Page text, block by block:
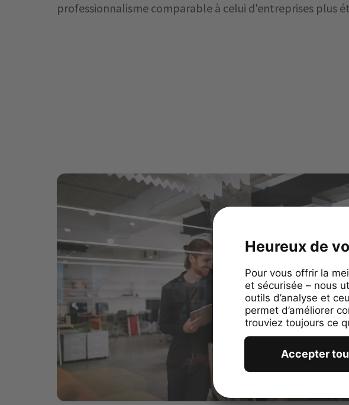
professionnalisme comparable à celui d'entreprises plus